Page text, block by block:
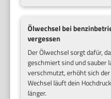
Ölwechsel bei
vergessen
Der Ölwechsel sorgt dafür,
geschmiert sind und sauber
verschmutzt, erhöht sich
Wechsel läuft dein
länger.